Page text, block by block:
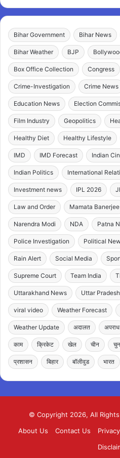
Bihar Government Bihar News
Bihar Weather BJP
Box Office Collection Congress
Crime-Investigation Crime News
Education News Election
Film Industry Geopolitics
Healthy Diet Healthy Lifestyle
IMD IMD Forecast Indian
Indian Politics International
Investment news IPL 2026
Law and Order Mamata Banerjee
Narendra Modi NDA Patna
Police Investigation Political
Rain Alert Social Media
Supreme Court Team India
Uttarakhand News Uttar Pradesh
viral video Weather Forecast
Weather Update अदालत अपराध
काम क्रिकेट खेल चीन
प्रशासन बिहार बॉलीवुड भारत
© Copyright 2026, All
About Us
Contact Us